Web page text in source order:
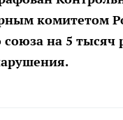
комитетом
на 5 тысяч